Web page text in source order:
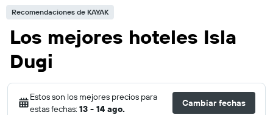
Recomendaciones de KAYAK
Los mejores hoteles Isla
Dugi
Estos son los mejores precios para
estas fechas: 13 - 14 ago.
Cambiar fechas